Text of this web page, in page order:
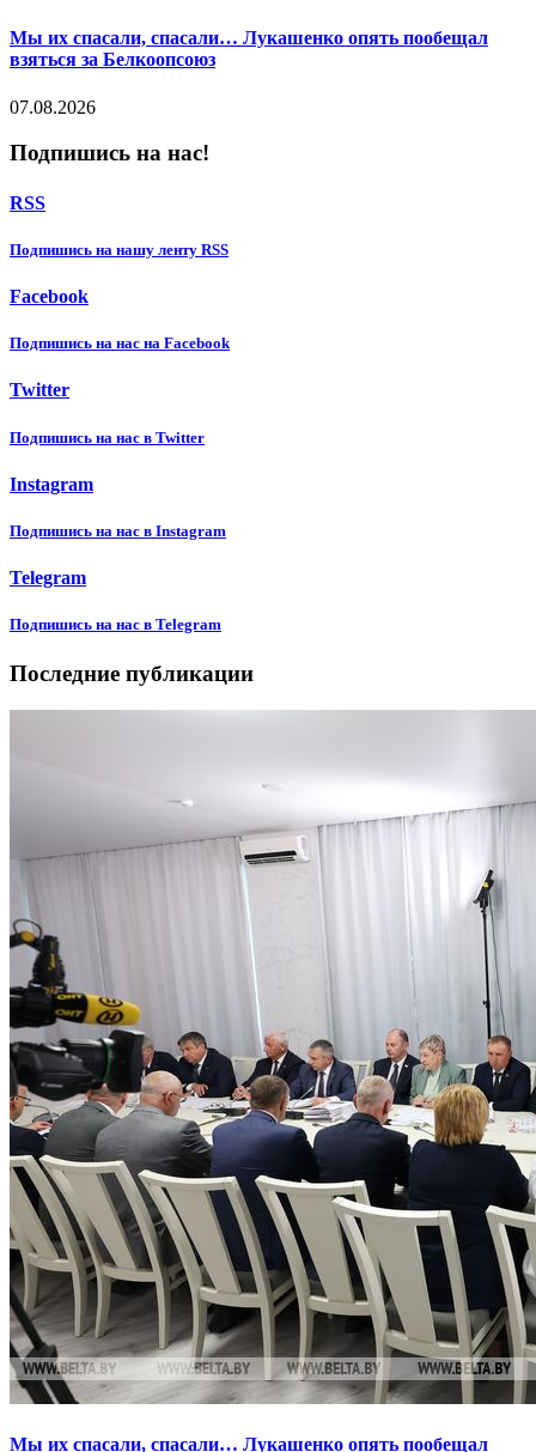
Мы их спасали, спасали… Лукашенко опять пообещал
взяться за Белкоопсоюз
07.08.2026
Подпишись на нас!
RSS
Подпишиcь на нашу ленту RSS
Facebook
Подпишиcь на нас на Facebook
Twitter
Подпишиcь на нас в Twitter
Instagram
Подпишиcь на нас в Instagram
Telegram
Подпишиcь на нас в Telegram
Последние публикации
Мы их спасали, спасали… Лукашенко опять пообещал